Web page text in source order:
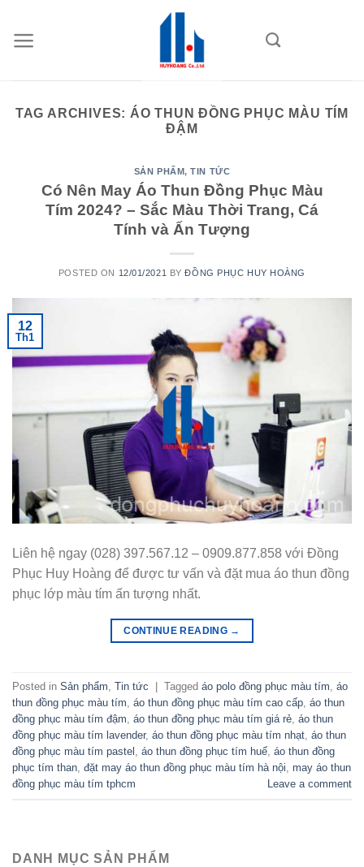
content
TAG ARCHIVES: ÁO THUN ĐỒNG PHỤC MÀU TÍM
ĐẬM
SẢN PHẨM,TIN TỨC
Có Nên May Áo Thun Đồng Phục Màu
Tím 2024? – Sắc Màu Thời Trang, Cá
Tính và Ấn Tượng
POSTED ON 12/01/2021 BYĐỒNG PHỤC HUY HOÀNG
12
Th1
Liên hệ ngay (028) 397.567.12 – 0909.877.858 với Đồng
Phục Huy Hoàng để được tư vấn và đặt mua áo thun đồng
phục lớp màu tím ấn tượng nhất.
CONTINUE READING →
Posted in Sản phẩm Tin tức | Tagged áo polo đồng phục màu tím áo
thun đồng phục màu tím áo thun đồng phục màu tím cao cấp áo thun
đồng phục màu tím đậm áo thun đồng phục màu tím giá rẻ áo thun
đồng phục màu tím lavender, áo thun đồng phục màu tím nhạt áo thun
đồng phục màu tím pastel áo thun đồng phục tím huế áo thun đồng
phục tím than đặt may áo thun đồng phục màu tím hà nội may áo thun
đồng phục màu tím tphcm
Leave a comment
DANH MỤC SẢN PHẨM